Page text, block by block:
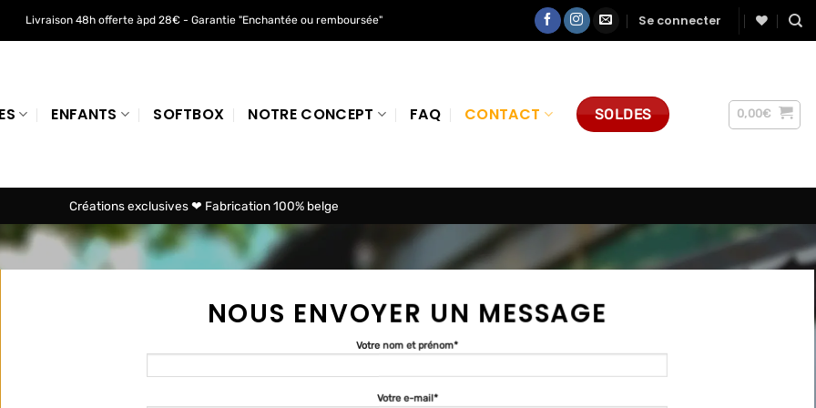
Livraison 48h offerte àpd 28€ - Garantie "Enchantée ou remboursée" Se connecter
ENFANTS SOFTBOX NOTRE CONCEPT FAQ CONTACT SOLDES 0,00€
Créations exclusives ❤ Fabrication 100% belge
NOUS ENVOYER UN MESSAGE
Votre nom et prénom*
Votre e-mail*